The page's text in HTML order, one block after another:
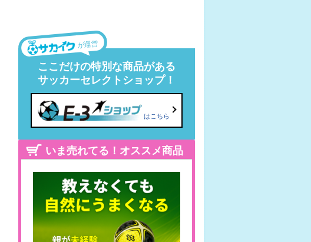
が運営
ここだけの特別な商品がある
サッカーセレクトショップ！
はこちら
いま売れてる！オススメ商品